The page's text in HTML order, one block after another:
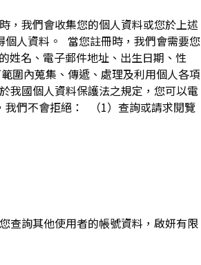
，我們會收集您的個人資料或您於上述
個人資料。 當您註冊時，我們會需要您
姓名、電子郵件地址、出生日期、性
圍內蒐集、傳遞、處理及利用個人各項
國個人資料保護法之規定，您可以電
我們不會拒絕： （1）查詢或請求閱覽
查詢其他使用者的帳號資料，啟妍有限